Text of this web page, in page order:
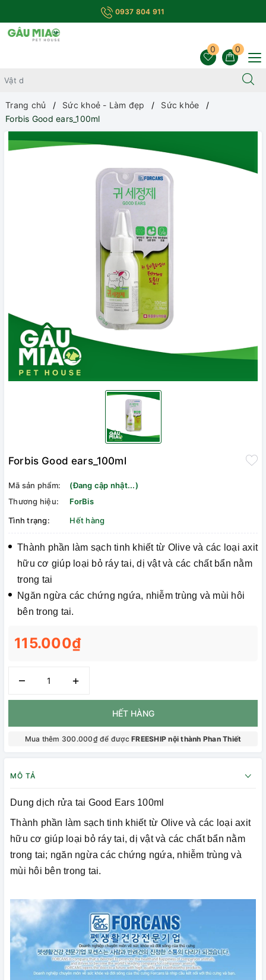
0937 804 911
0
0
Trang chủ Sức khoẻ - Làm đẹp
Sức khỏe
Forbis Good ears_100ml
Forbis Good ears_100ml
Mã sản phẩm:
(Đang cập nhật...)
Thương hiệu:
ForBis
Tình trạng:
Hết hàng
Thành phần làm sạch tinh khiết từ Olive và các loại axit
hữu cơ giúp loại bỏ ráy tai, dị vật và các chất bẩn nằm
trong tai
Ngăn ngừa các chứng ngứa, nhiễm trùng và mùi hôi
bên trong tai.
115.000₫
– +
HẾT HÀNG
Mua thêm 300.000₫ để đượcFREESHIP nội thành Phan Thiết
MÔ TẢ
Dung dịch rửa tai Good Ears 100ml
Thành phần làm sạch tinh khiết từ Olive và các loại axit
hữu cơ giúp loại bỏ ráy tai, dị vật và các chất bẩn nằm
trong tai; ngăn ngừa các chứng ngứa, nhiễm trùng và
mùi hôi bên trong tai.